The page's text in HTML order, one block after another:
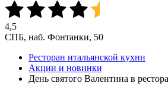
4,5
СПБ, наб. Фонтанки, 50
Ресторан итальянской кухни
Акции и новинки
День святого Валентина в